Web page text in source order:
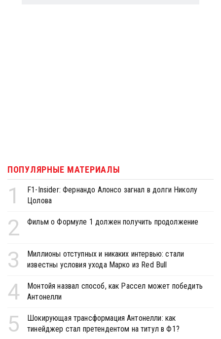
ПОПУЛЯРНЫЕ МАТЕРИАЛЫ
1
F1-Insider: Фернандо Алонсо загнал в долги Николу
Цолова
2 Фильм о Формуле 1 должен получить продолжение
3
Миллионы отступных и никаких интервью: стали
известны условия ухода Марко из Red Bull
4
Монтойя назвал способ, как Рассел может победить
Антонелли
5
Шокирующая трансформация Антонелли: как
тинейджер стал претендентом на титул в Ф1?